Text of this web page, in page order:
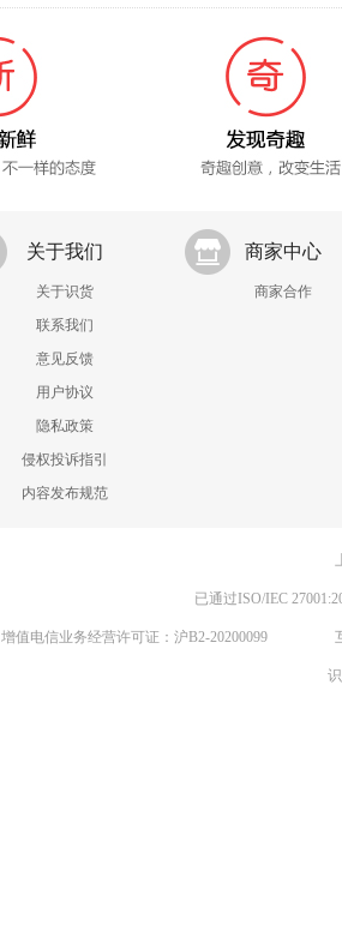
关于我们
关于识货
联系我们
意见反馈
用户协议
隐私政策
侵权投诉指引
内容发布规范
商家中心
商家合作
已通过ISO/IEC
增值电信业务经营许可证：沪B2-20200099